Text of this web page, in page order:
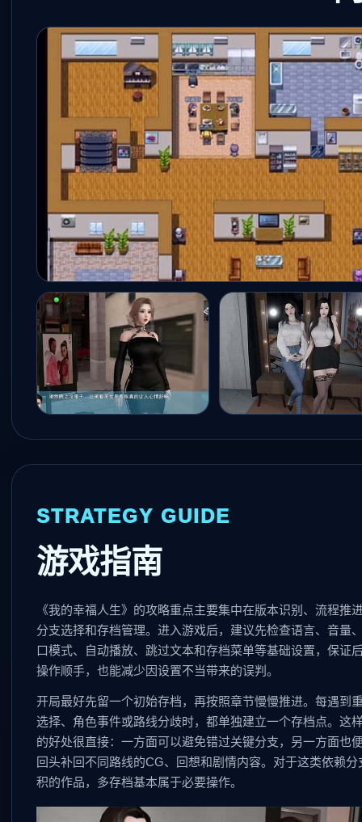
STRATEGY GUIDE
游戏指南
《我的幸福人生》的攻略重点主要集中在版本识别、流程推
分支选择和存档管理。进入游戏后，建议先检查语言、音量
口模式、自动播放、跳过文本和存档菜单等基础设置，保证
操作顺手，也能减少因设置不当带来的误判。
开局最好先留一个初始存档，再按照章节慢慢推进。每遇到
选择、角色事件或路线分歧时，都单独建立一个存档点。这
的好处很直接：一方面可以避免错过关键分支，另一方面也
回头补回不同路线的CG、回想和剧情内容。对于这类依赖分
积的作品，多存档基本属于必要操作。